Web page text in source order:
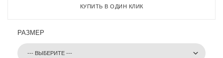
КУПИТЬ В ОДИН КЛИК
РАЗМЕР